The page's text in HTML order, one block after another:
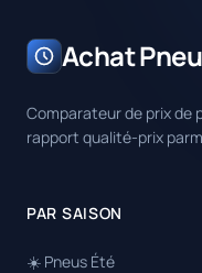
Achat
Comparateur de prix de
rapport qualité-prix
PAR SAISON
☀️ Pneus Été